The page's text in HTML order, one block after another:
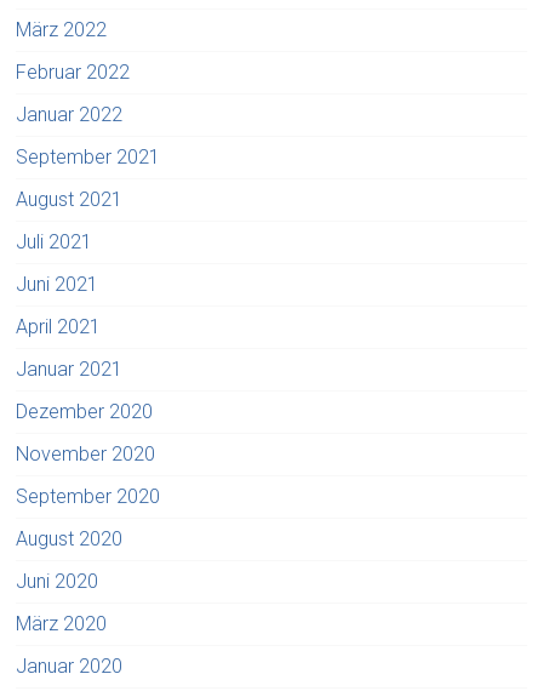
März 2022
Februar 2022
Januar 2022
September 2021
August 2021
Juli 2021
Juni 2021
April 2021
Januar 2021
Dezember 2020
November 2020
September 2020
August 2020
Juni 2020
März 2020
Januar 2020